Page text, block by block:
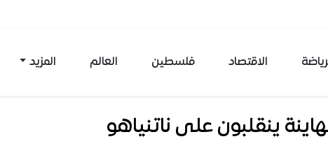
الاقتصاد فلسطين العالم المزيد
ينقلبون على ناتنياهو